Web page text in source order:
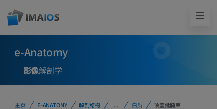
e-Anatomy
影像解剖学
主页 E-ANATOMY 解剖结构 ... 白质 顶盖延髓束